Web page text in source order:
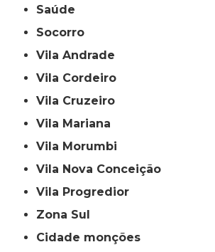
Saúde
Socorro
Vila Andrade
Vila Cordeiro
Vila Cruzeiro
Vila Mariana
Vila Morumbi
Vila Nova Conceição
Vila Progredior
Zona Sul
cidade monções